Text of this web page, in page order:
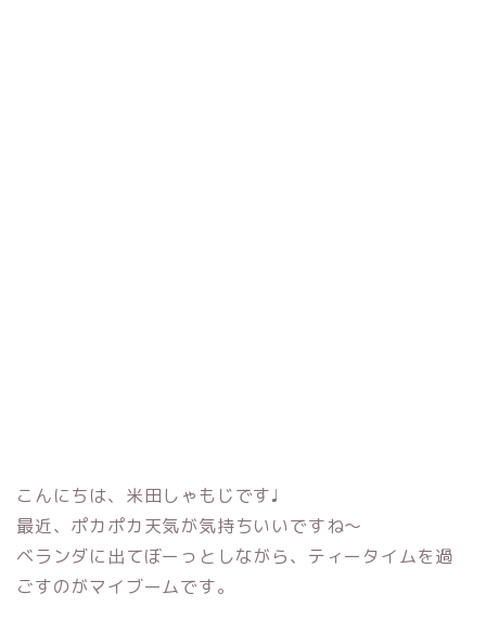
こんにちは、米田しゃもじです♩
最近、ポカポカ天気が気持ちいいですね〜
ベランダに出てぼーっとしながら、ティータイムを過
ごすのがマイブームです。